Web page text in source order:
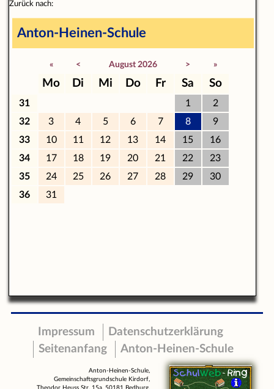
Zurück nach:
Anton-Heinen-Schule
Impressum
Datenschutzerklärung
Seitenanfang
Anton-Heinen-Schule
Anton-Heinen-Schule,
Gemeinschaftsgrundschule Kirdorf,
Theodor Heuss Str. 15a, 50181 Bedburg,